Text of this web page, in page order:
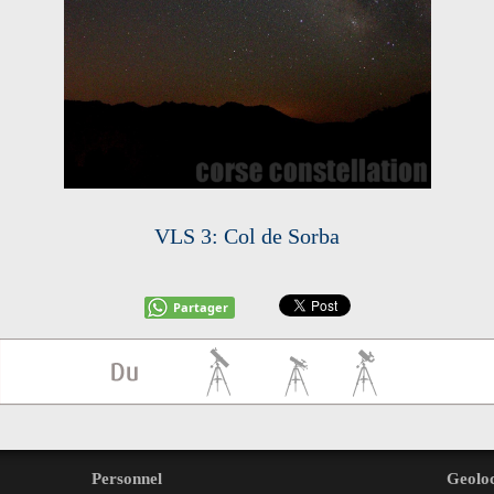
VLS 3: Col de Sorba
Partager
Personnel